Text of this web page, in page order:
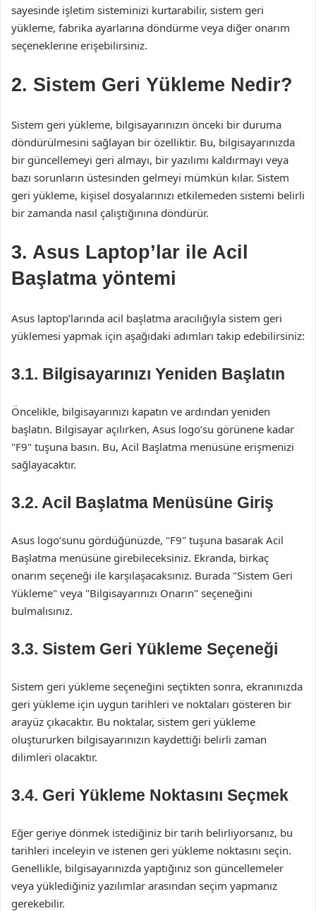
sayesinde işletim sisteminizi kurtarabilir, sistem geri
yükleme, fabrika ayarlarına döndürme veya diğer onarım
seçeneklerine erişebilirsiniz.
2. Sistem Geri Yükleme Nedir?
Sistem geri yükleme, bilgisayarınızın önceki bir duruma
döndürülmesini sağlayan bir özelliktir. Bu, bilgisayarınızda
bir güncellemeyi geri almayı, bir yazılımı kaldırmayı veya
bazı sorunların üstesinden gelmeyi mümkün kılar. Sistem
geri yükleme, kişisel dosyalarınızı etkilemeden sistemi belirli
bir zamanda nasıl çalıştığınına döndürür.
3. Asus Laptop’lar ile Acil
Başlatma yöntemi
Asus laptop’larında acil başlatma aracılığıyla sistem geri
yüklemesi yapmak için aşağıdaki adımları takip edebilirsiniz:
3.1. Bilgisayarınızı Yeniden Başlatın
Öncelikle, bilgisayarınızı kapatın ve ardından yeniden
başlatın. Bilgisayar açılırken, Asus logo’su görünene kadar
"F9" tuşuna basın. Bu, Acil Başlatma menüsüne erişmenizi
sağlayacaktır.
3.2. Acil Başlatma Menüsüne Giriş
Asus logo’sunu gördüğünüzde, "F9" tuşuna basarak Acil
Başlatma menüsüne girebileceksiniz. Ekranda, birkaç
onarım seçeneği ile karşılaşacaksınız. Burada "Sistem Geri
Yükleme" veya "Bilgisayarınızı Onarın" seçeneğini
bulmalısınız.
3.3. Sistem Geri Yükleme Seçeneği
Sistem geri yükleme seçeneğini seçtikten sonra, ekranınızda
geri yükleme için uygun tarihleri ve noktaları gösteren bir
arayüz çıkacaktır. Bu noktalar, sistem geri yükleme
oluştururken bilgisayarınızın kaydettiği belirli zaman
dilimleri olacaktır.
3.4. Geri Yükleme Noktasını Seçmek
Eğer geriye dönmek istediğiniz bir tarih belirliyorsanız, bu
tarihleri inceleyin ve istenen geri yükleme noktasını seçin.
Genellikle, bilgisayarınızda yaptığınız son güncellemeler
veya yüklediğiniz yazılımlar arasından seçim yapmanız
gerekebilir.